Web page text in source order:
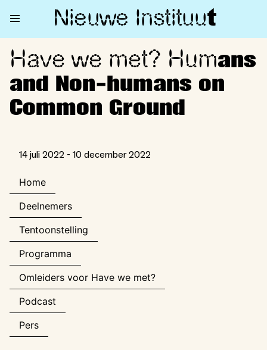
Nieuwe Instituut
Have we met? Humans and
Have we met? Humans
and Non-humans on
Common Ground
14 juli 2022 - 10 december 2022
Home
Deelnemers
Tentoonstelling
Programma
Omleiders voor Have we met?
Podcast
Pers